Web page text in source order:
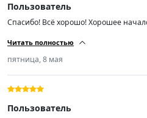
Пользователь
Спасибо! Всё хорошо! Хорошее
30гр. это максимум. Диски стальные
эксплуатации. Недокама, блеватти,
точно знает что делает, то можно
Читать полностью
пятница, 8 мая
Пользователь